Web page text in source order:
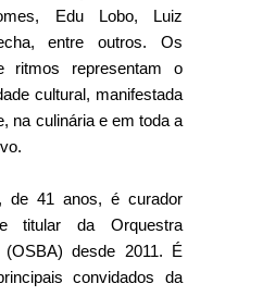
Edu Lobo, Luiz
entre outros. Os
ritmos representam o
cultural, manifestada
na culinária e em toda a
de 41 anos, é curador
titular da Orquestra
desde 2011. É
convidados da